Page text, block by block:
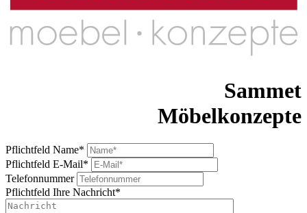
Sammet
Möbelkonzepte
Pflichtfeld Name*
Pflichtfeld E-Mail*
Telefonnummer
Pflichtfeld Ihre Nachricht*